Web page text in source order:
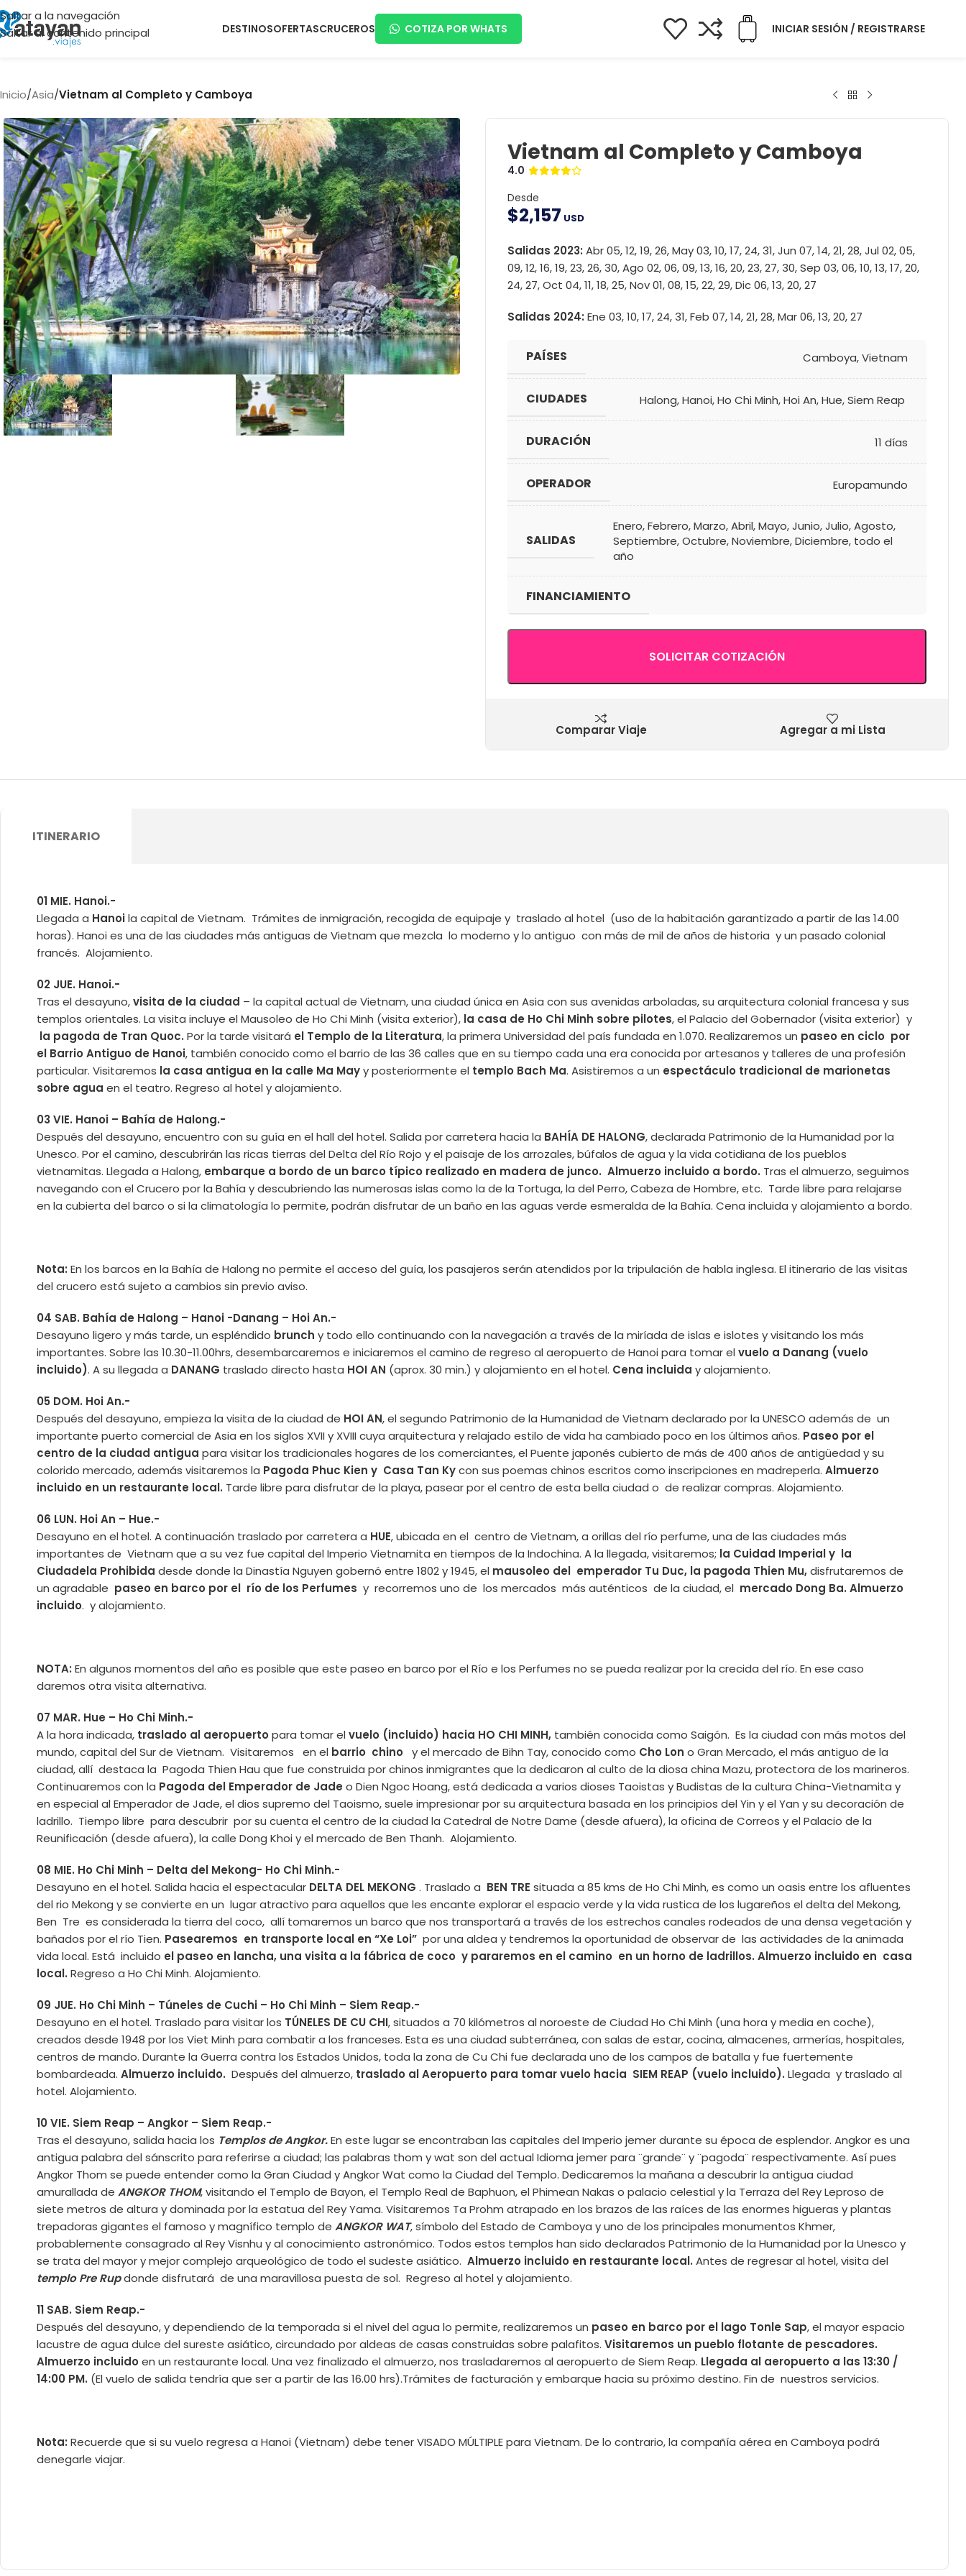
Saltar a la navegación
Saltar al contenido principal
DESTINOSOFERTASCRUCEROS COTIZA POR WHATS INICIAR SESIÓN / REGISTRARSE
Inicio/Asia/Vietnam al Completo y Camboya
Vietnam al Completo y Camboya
4.0
Desde
$2,157 USD
Salidas 2023: Abr 05, 12, 19, 26, May 03, 10, 17, 24, 31, Jun 07, 14, 21, 28, Jul 02, 05,
09, 12, 16, 19, 23, 26, 30, Ago 02, 06, 09, 13, 16, 20, 23, 27, 30, Sep 03, 06, 10, 13, 17, 20,
24, 27, Oct 04, 11, 18, 25, Nov 01, 08, 15, 22, 29, Dic 06, 13, 20, 27
Salidas 2024: Ene 03, 10, 17, 24, 31, Feb 07, 14, 21, 28, Mar 06, 13, 20, 27
PAÍSES Camboya,Vietnam
CIUDADES Halong,Hanoi,Ho Chi Minh,Hoi An,Hue,Siem Reap
DURACIÓN 11 días
OPERADOR Europamundo
SALIDAS
Enero,Febrero,Marzo,Abril,Mayo,Junio,Julio,Agosto,
Septiembre,Octubre,Noviembre,Diciembre, todo el
año
FINANCIAMIENTO
SOLICITAR COTIZACIÓN
Comparar Viaje Agregar a mi Lista
ITINERARIO
01 MIE. Hanoi.-
Llegada a Hanoila capital de Vietnam. Trámites de inmigración, recogida de equipaje y traslado al hotel (uso de la habitación garantizado a partir de las 14.00
horas). Hanoi es una de las ciudades más antiguas de Vietnam que mezcla lo moderno y lo antiguo con más de mil de años de historia y un pasado colonial
francés. Alojamiento.
02 JUE. Hanoi.-
Tras el desayuno,visita de la ciudad – la capital actual de Vietnam, una ciudad única en Asia con sus avenidas arboladas, su arquitectura colonial francesa y sus
templos orientales. La visita incluye el Mausoleo de Ho Chi Minh (visita exterior), la casa de Ho Chi Minh sobre pilotes, el Palacio del Gobernador (visita exterior) y
la pagoda de Tran Quoc. Por la tarde visitará el Templo de la Literatura, la primera Universidad del país fundada en 1.070. Realizaremos un paseo en ciclo por
el Barrio Antiguo de Hanoi, también conocido como el barrio de las 36 calles que en su tiempo cada una era conocida por artesanos y talleres de una profesión
particular. Visitaremos la casa antigua en la calle Ma Mayy posteriormente el templo Bach Ma. Asistiremos a un espectáculo tradicional de marionetas
sobre agua en el teatro. Regreso al hotel y alojamiento.
03 VIE. Hanoi – Bahía de Halong.-
Después del desayuno, encuentro con su guía en el hall del hotel. Salida por carretera hacia la BAHÍA DE HALONG, declarada Patrimonio de la Humanidad por la
Unesco. Por el camino, descubrirán las ricas tierras del Delta del Río Rojo y el paisaje de los arrozales, búfalos de agua y la vida cotidiana de los pueblos
vietnamitas. Llegada a Halong, embarque a bordo de un barco típico realizado en madera de junco. Almuerzo incluido a bordo. Tras el almuerzo, seguimos
navegando con el Crucero por la Bahía y descubriendo las numerosas islas como la de la Tortuga, la del Perro, Cabeza de Hombre, etc. Tarde libre para relajarse
en la cubierta del barco o si la climatología lo permite, podrán disfrutar de un baño en las aguas verde esmeralda de la Bahía. Cena incluida y alojamiento a bordo.
Nota: En los barcos en la Bahía de Halong no permite el acceso del guía, los pasajeros serán atendidos por la tripulación de habla inglesa. El itinerario de las visitas
del crucero está sujeto a cambios sin previo aviso.
04 SAB. Bahía de Halong – Hanoi -Danang – Hoi An.-
Desayuno ligero y más tarde, un espléndido brunch y todo ello continuando con la navegación a través de la miríada de islas e islotes y visitando los más
importantes. Sobre las 10.30-11.00hrs, desembarcaremos e iniciaremos el camino de regreso al aeropuerto de Hanoi para tomar el vuelo a Danang (vuelo
incluido). A su llegada a DANANG traslado directo hasta HOI AN (aprox. 30 min.) y alojamiento en el hotel. Cena incluida y alojamiento.
05 DOM. Hoi An.-
Después del desayuno, empieza la visita de la ciudad de HOI AN, el segundo Patrimonio de la Humanidad de Vietnam declarado por la UNESCO además de un
importante puerto comercial de Asia en los siglos XVII y XVIII cuya arquitectura y relajado estilo de vida ha cambiado poco en los últimos años. Paseo por el
centro de la ciudad antigua para visitar los tradicionales hogares de los comerciantes, el Puente japonés cubierto de más de 400 años de antigüedad y su
colorido mercado, además visitaremos la Pagoda Phuc Kien y Casa Tan Kycon sus poemas chinos escritos como inscripciones en madreperla. Almuerzo
incluido en un restaurante local. Tarde libre para disfrutar de la playa, pasear por el centro de esta bella ciudad o de realizar compras. Alojamiento.
06 LUN. Hoi An – Hue.-
Desayuno en el hotel. A continuación traslado por carretera a HUE, ubicada en el centro de Vietnam, a orillas del río perfume, una de las ciudades más
importantes de Vietnam que a su vez fue capital del Imperio Vietnamita en tiempos de la Indochina. A la llegada, visitaremos; la Cuidad Imperial y la
Ciudadela Prohibida desde donde la Dinastía Nguyen gobernó entre 1802 y 1945, el mausoleo del emperador Tu Duc, la pagoda Thien Mu,disfrutaremos de
un agradable paseo en barco por el río de los Perfumes y recorremos uno de los mercados más auténticos de la ciudad, el mercado Dong Ba. Almuerzo
incluido. y alojamiento.
NOTA: En algunos momentos del año es posible que este paseo en barco por el Río e los Perfumes no se pueda realizar por la crecida del río. En ese caso
daremos otra visita alternativa.
07 MAR. Hue – Ho Chi Minh.-
A la hora indicada, traslado al aeropuerto para tomar el vuelo (incluido) hacia HO CHI MINH, también conocida como Saigón. Es la ciudad con más motos del
mundo, capital del Sur de Vietnam. Visitaremos en el barrio chino y el mercado de Bihn Tay, conocido como Cho Lon o Gran Mercado, el más antiguo de la
ciudad, allí destaca la Pagoda Thien Hau que fue construida por chinos inmigrantes que la dedicaron al culto de la diosa china Mazu, protectora de los marineros.
Continuaremos con la Pagoda del Emperador de Jade o Dien Ngoc Hoang, está dedicada a varios dioses Taoistas y Budistas de la cultura China-Vietnamita y
en especial al Emperador de Jade, el dios supremo del Taoismo, suele impresionar por su arquitectura basada en los principios del Yin y el Yan y su decoración de
ladrillo. Tiempo libre para descubrir por su cuenta el centro de la ciudad la Catedral de Notre Dame (desde afuera), la oficina de Correos y el Palacio de la
Reunificación (desde afuera), la calle Dong Khoi y el mercado de Ben Thanh. Alojamiento.
08 MIE. Ho Chi Minh – Delta del Mekong- Ho Chi Minh.-
Desayuno en el hotel. Salida hacia el espectacular DELTA DEL MEKONG . Traslado a BEN TRE situada a 85 kms de Ho Chi Minh, es como un oasis entre los afluentes
del rio Mekong y se convierte en un lugar atractivo para aquellos que les encante explorar el espacio verde y la vida rustica de los lugareños el delta del Mekong,
Ben Tre es considerada la tierra del coco, allí tomaremos un barco que nos transportará a través de los estrechos canales rodeados de una densa vegetación y
bañados por el río Tien. Pasearemos en transporte local en “Xe Loi” por una aldea y tendremos la oportunidad de observar de las actividades de la animada
vida local. Está incluido el paseo en lancha, una visita a la fábrica de coco y pararemos en el camino en un horno de ladrillos. Almuerzo incluido en casa
local. Regreso a Ho Chi Minh. Alojamiento.
09 JUE. Ho Chi Minh – Túneles de Cuchi – Ho Chi Minh – Siem Reap.-
Desayuno en el hotel. Traslado para visitar los TÚNELES DE CU CHI, situados a 70 kilómetros al noroeste de Ciudad Ho Chi Minh (una hora y media en coche),
creados desde 1948 por los Viet Minh para combatir a los franceses. Esta es una ciudad subterránea, con salas de estar, cocina, almacenes, armerías, hospitales,
centros de mando. Durante la Guerra contra los Estados Unidos, toda la zona de Cu Chi fue declarada uno de los campos de batalla y fue fuertemente
bombardeada. Almuerzo incluido. Después del almuerzo, traslado al Aeropuerto para tomar vuelo hacia SIEM REAP (vuelo incluido). Llegada y traslado al
hotel. Alojamiento.
10 VIE. Siem Reap – Angkor – Siem Reap.-
Tras el desayuno, salida hacia los Templos de Angkor.En este lugar se encontraban las capitales del Imperio jemer durante su época de esplendor. Angkor es una
antigua palabra del sánscrito para referirse a ciudad; las palabras thom y wat son del actual Idioma jemer para ¨grande¨ y ¨pagoda¨ respectivamente. Así pues
Angkor Thom se puede entender como la Gran Ciudad y Angkor Wat como la Ciudad del Templo. Dedicaremos la mañana a descubrir la antigua ciudad
amurallada de ANGKOR THOM, visitando el Templo de Bayon, el Templo Real de Baphuon, el Phimean Nakas o palacio celestial y la Terraza del Rey Leproso de
siete metros de altura y dominada por la estatua del Rey Yama. Visitaremos Ta Prohm atrapado en los brazos de las raíces de las enormes higueras y plantas
trepadoras gigantes el famoso y magnífico templo de ANGKOR WAT, símbolo del Estado de Camboya y uno de los principales monumentos Khmer,
probablemente consagrado al Rey Visnhu y al conocimiento astronómico. Todos estos templos han sido declarados Patrimonio de la Humanidad por la Unesco y
se trata del mayor y mejor complejo arqueológico de todo el sudeste asiático. Almuerzo incluido en restaurante local. Antes de regresar al hotel, visita del
templo Pre Rupdonde disfrutará de una maravillosa puesta de sol. Regreso al hotel y alojamiento.
11 SAB. Siem Reap.-
Después del desayuno, y dependiendo de la temporada si el nivel del agua lo permite, realizaremos un paseo en barco por el lago Tonle Sap, el mayor espacio
lacustre de agua dulce del sureste asiático, circundado por aldeas de casas construidas sobre palafitos. Visitaremos un pueblo flotante de pescadores.
Almuerzo incluido en un restaurante local. Una vez finalizado el almuerzo, nos trasladaremos al aeropuerto de Siem Reap. Llegada al aeropuerto a las 13:30 /
14:00 PM. (El vuelo de salida tendría que ser a partir de las 16.00 hrs).Trámites de facturación y embarque hacia su próximo destino. Fin de nuestros servicios.
Nota: Recuerde que si su vuelo regresa a Hanoi (Vietnam) debe tener VISADO MÚLTIPLE para Vietnam. De lo contrario, la compañía aérea en Camboya podrá
denegarle viajar.